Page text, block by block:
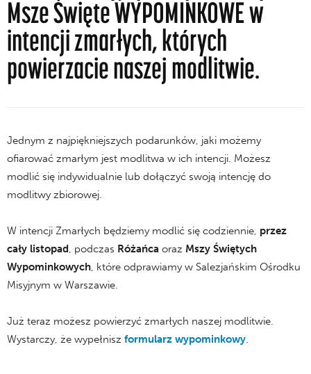
Msze Święte WYPOMINKOWE w
intencji zmarłych, których
powierzacie naszej modlitwie.
Jednym z najpiękniejszych podarunków, jaki możemy
ofiarować zmarłym jest modlitwa w ich intencji. Możesz
modlić się indywidualnie lub dołączyć swoją intencję do
modlitwy zbiorowej.
W intencji Zmarłych będziemy modlić się codziennie, przez
cały listopad, podczas Różańca oraz Mszy Świętych
Wypominkowych, które odprawiamy w Salezjańskim Ośrodku
Misyjnym w Warszawie.
Już teraz możesz powierzyć zmarłych naszej modlitwie.
Wystarczy, że wypełnisz formularz wypominkowy.